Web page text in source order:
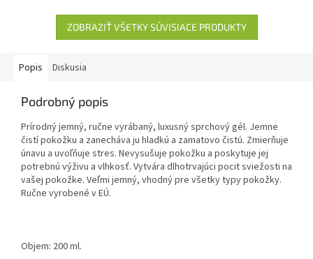
ZOBRAZIŤ VŠETKY SÚVISIACE PRODUKTY
Popis Diskusia
Podrobný popis
Prírodný jemný, ručne vyrábaný, luxusný sprchový gél. Jemne
čistí pokožku a zanecháva ju hladkú a zamatovo čistú. Zmierňuje
únavu a uvoľňuje stres. Nevysušuje pokožku a poskytuje jej
potrebnú výživu a vlhkosť. Vytvára dlhotrvajúci pocit sviežosti na
vašej pokožke. Veľmi jemný, vhodný pre všetky typy pokožky.
Ručne vyrobené v EÚ.
Objem: 200 ml.